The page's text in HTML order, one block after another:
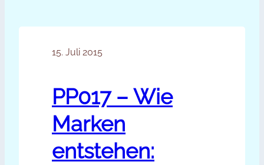
15. Juli 2015
PP017 – Wie
Marken
entstehen: